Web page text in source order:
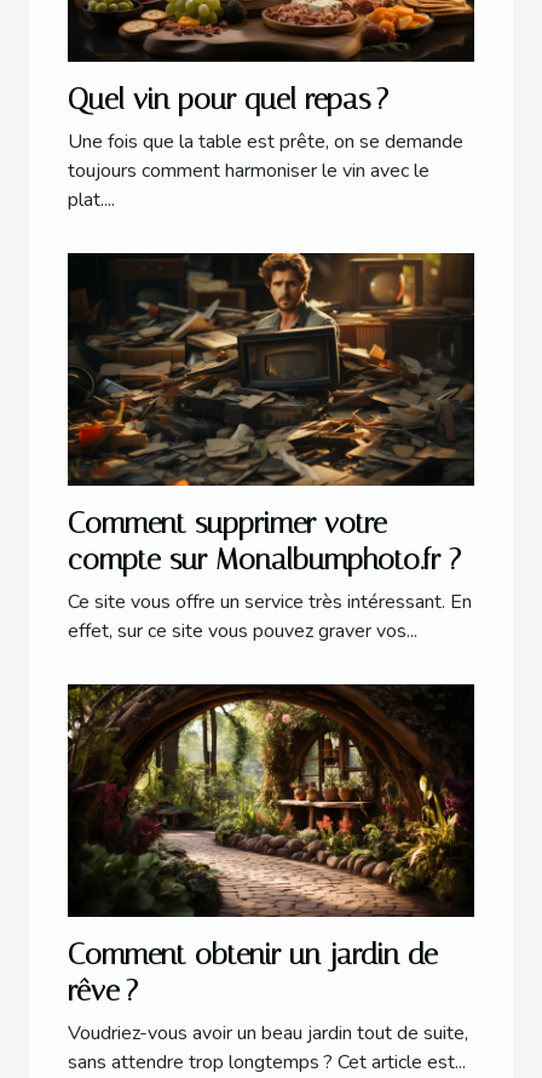
Quel vin pour quel repas ?
Une fois que la table est prête, on se demande
toujours comment harmoniser le vin avec le
plat....
Comment supprimer votre
compte sur Monalbumphoto.fr ?
Ce site vous offre un service très intéressant. En
effet, sur ce site vous pouvez graver vos...
Comment obtenir un jardin de
rêve ?
Voudriez-vous avoir un beau jardin tout de suite,
sans attendre trop longtemps ? Cet article est...